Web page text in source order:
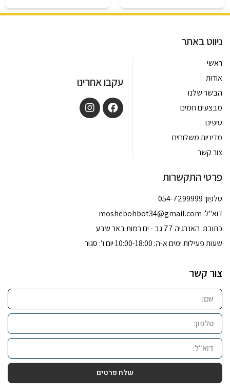
ניווט באתר
ראשי
אודות
הבשר שלנו
מבצעים חמים
טיפים
מדיניות משלוחים
צור קשר
עקבו אחרינו
פרטי התקשרות
טלפון: 054-7299999
דוא''ל: moshebohbot34@gmail.com
כתובת: האנרגיה 77 גב - ים רמות באר שבע
שעות פעילות ימים א-ה: 10:00-18:00 יום ו’: סגור
צור קשר
שלח פרטים